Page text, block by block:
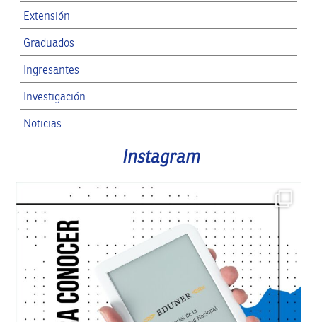
Extensión
Graduados
Ingresantes
Investigación
Noticias
Instagram